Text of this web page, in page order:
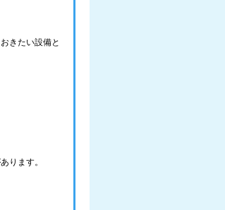
きたい設備と
ります。